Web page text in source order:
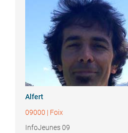
Alfert
09000 | Foix
InfoJeunes 09